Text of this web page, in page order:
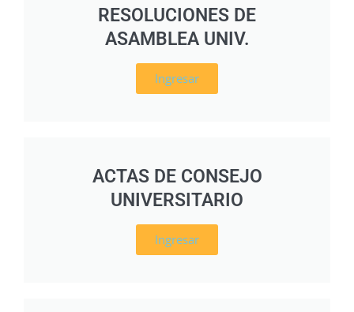
RESOLUCIONES DE
ASAMBLEA UNIV.
Ingresar
ACTAS DE CONSEJO
UNIVERSITARIO
Ingresar